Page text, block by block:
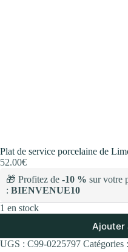
Plat de service porcelaine de
52.00€
🎁 Profitez de -10 % sur votre
: BIENVENUE10
1 en stock
Ajouter
UGS : C99-0225797 Catégories :